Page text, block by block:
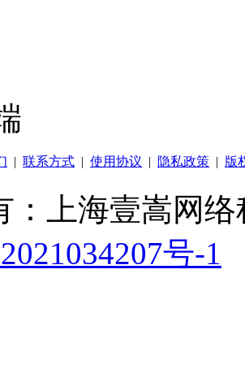
| 联系方式 | 使用协议 | 隐私政策 | 版
：上海壹嵩网
号-1